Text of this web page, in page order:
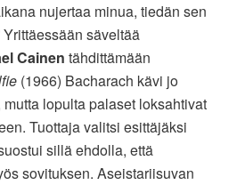
nujertaa minua, tiedän sen
Yrittäessään säveltää
Cainen tähdittämään
(1966) Bacharach kävi jo
lopulta palaset loksahtivat
Tuottaja valitsi esittäjäksi
sillä ehdolla, että
sovituksen. Aseistariisuvan